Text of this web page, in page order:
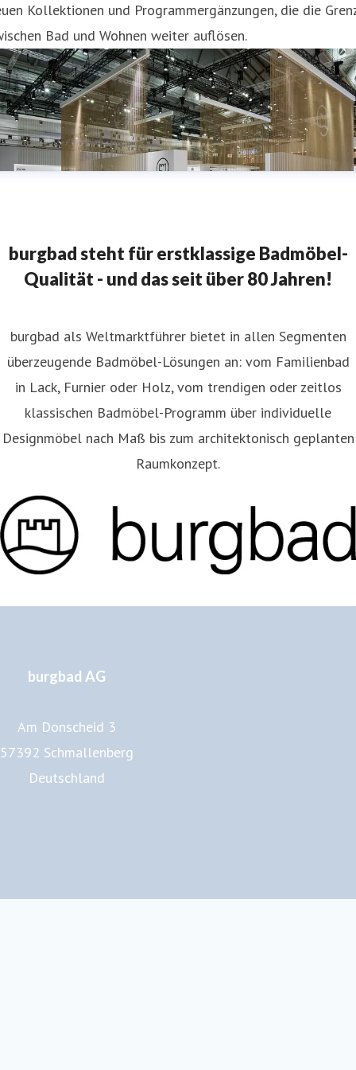
Kollektionen und Programmergänzungen, die die
Bad und Wohnen weiter auflösen.
burgbad steht für erstklassige Badmöbel-
Qualität - und das seit über 80 Jahren!
burgbad als Weltmarktführer bietet in allen Segmenten
überzeugende Badmöbel-Lösungen an: vom Familienbad
in Lack, Furnier oder Holz, vom trendigen oder zeitlos
klassischen Badmöbel-Programm über individuelle
Designmöbel nach Maß bis zum architektonisch geplanten
Raumkonzept.
burgbad AG
Am Donscheid 3
57392 Schmallenberg
Deutschland